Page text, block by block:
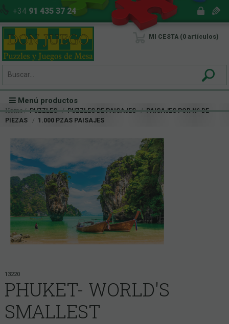
+34 91 435 37 24
MI CESTA 0 artículos
Menú productos
Home PUZZLES PUZZLES DE PAISAJES
PAISAJES POR Nº DE
PIEZAS
1.000 PZAS PAISAJES
13220
PHUKET- WORLD'S
SMALLEST